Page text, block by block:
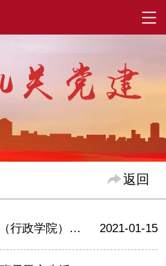
返回
市委党校学习全国党校（行政学院）常务副校（院）长会议精神，谋划2021年度重点工作 2021-01-15